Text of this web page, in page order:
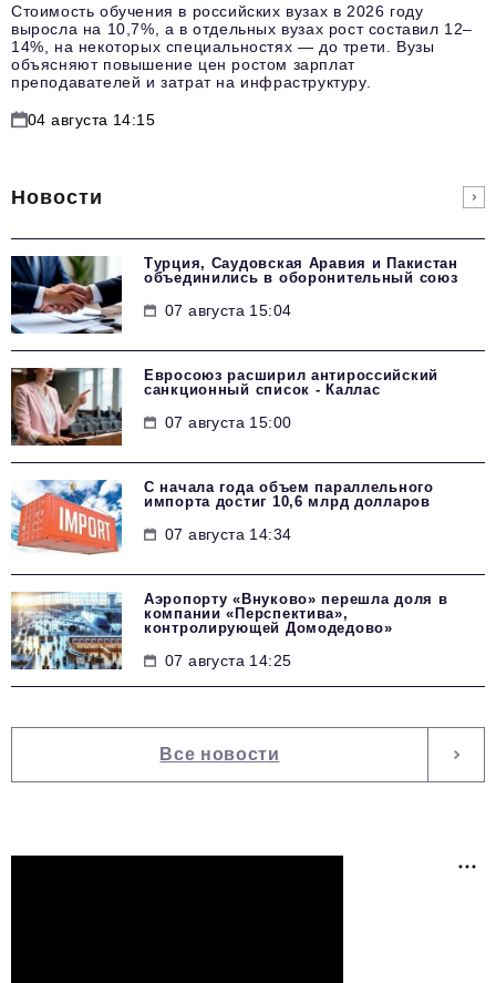
Стоимость обучения в российских вузах в 2026 году
выросла на 10,7%, а в отдельных вузах рост составил 12–
14%, на некоторых специальностях — до трети. Вузы
объясняют повышение цен ростом зарплат
преподавателей и затрат на инфраструктуру.
04 августа 14:15
Новости
Турция, Саудовская Аравия и Пакистан
объединились в оборонительный союз
07 августа 15:04
Евросоюз расширил антироссийский
санкционный список - Каллас
07 августа 15:00
С начала года объем параллельного
импорта достиг 10,6 млрд долларов
07 августа 14:34
Аэропорту «Внуково» перешла доля в
компании «Перспектива»,
контролирующей Домодедово»
07 августа 14:25
Все новости